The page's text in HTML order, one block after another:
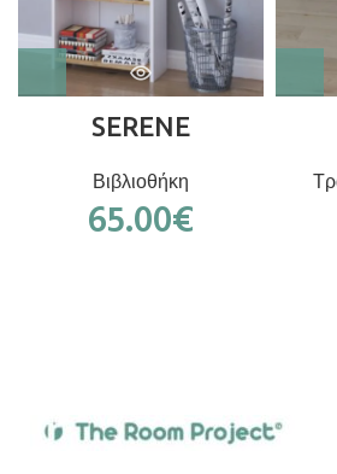
SERENE
Βιβλιοθήκη
65.00€